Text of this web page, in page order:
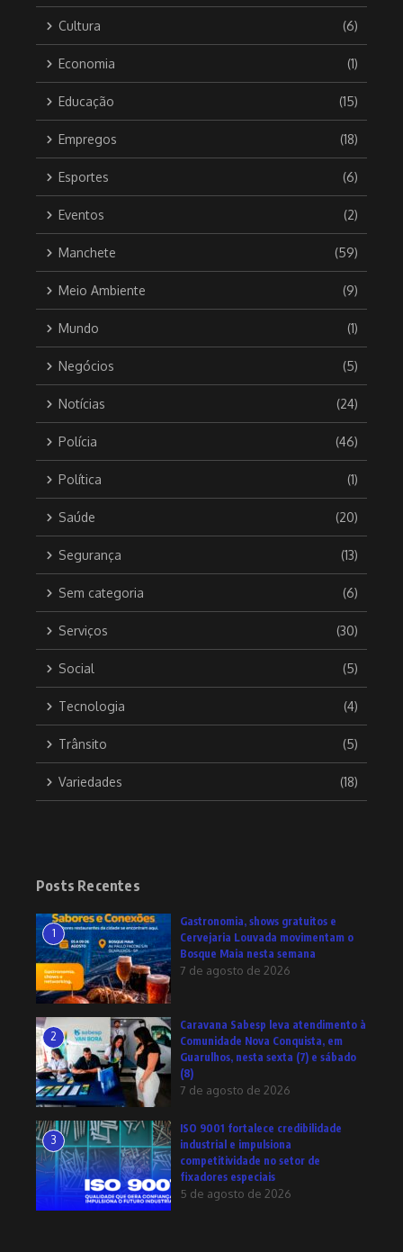
Cultura (6)
Economia (1)
Educação (15)
Empregos (18)
Esportes (6)
Eventos (2)
Manchete (59)
Meio Ambiente (9)
Mundo (1)
Negócios (5)
Notícias (24)
Polícia (46)
Política (1)
Saúde (20)
Segurança (13)
Sem categoria (6)
Serviços (30)
Social (5)
Tecnologia (4)
Trânsito (5)
Variedades (18)
Posts Recentes
1
Gastronomia, shows gratuitos e
Cervejaria Louvada movimentam o
Bosque Maia nesta semana
7 de agosto de 2026
2
Caravana Sabesp leva atendimento à
Comunidade Nova Conquista, em
Guarulhos, nesta sexta (7) e sábado
(8)
7 de agosto de 2026
3
ISO 9001 fortalece credibilidade
industrial e impulsiona
competitividade no setor de
fixadores especiais
5 de agosto de 2026